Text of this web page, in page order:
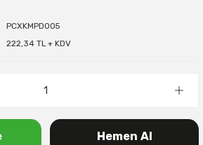
PCXKMPD005
222,34 TL + KDV
Hemen Al